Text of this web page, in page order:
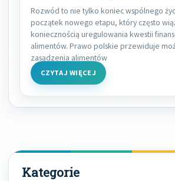
Rozwód to nie tylko koniec wspólnego
początek nowego etapu, który często
koniecznością uregulowania kwestii
alimentów. Prawo polskie przewiduje
zasądzenia alimentów
CZYTAJ WIĘCEJ